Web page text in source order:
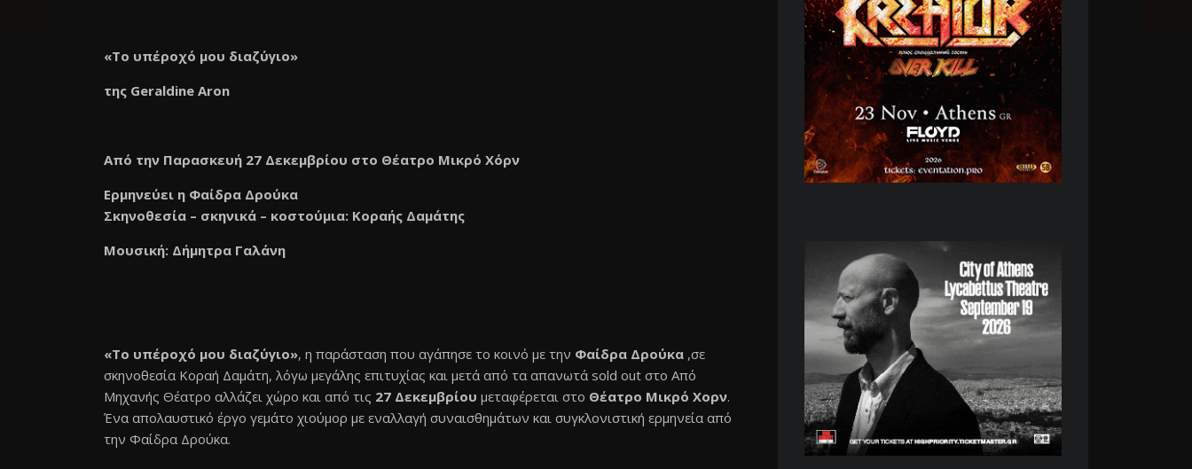
«To υπέροχό μου διαζύγιο»
της Geraldine Aron
Από την Παρασκευή 27 Δεκεμβρίου στο Θέατρο Μικρό Χόρν
Ερμηνεύει η Φαίδρα Δρούκα
Σκηνοθεσία – σκηνικά – κοστούμια: Κοραής Δαμάτης
Μουσική: Δήμητρα Γαλάνη
«To υπέροχό μου διαζύγιο», η παράσταση που αγάπησε το κοινό με την Φαίδρα Δρούκα ,σε
σκηνοθεσία Κοραή Δαμάτη, λόγω μεγάλης επιτυχίας και μετά από τα απανωτά sold out στο Από
Μηχανής Θέατρο αλλάζει χώρο και από τις 27 Δεκεμβρίου μεταφέρεται στο Θέατρο Μικρό Χορν.
Ένα απολαυστικό έργο γεμάτο χιούμορ με εναλλαγή συναισθημάτων και συγκλονιστική ερμηνεία από
την Φαίδρα Δρούκα.